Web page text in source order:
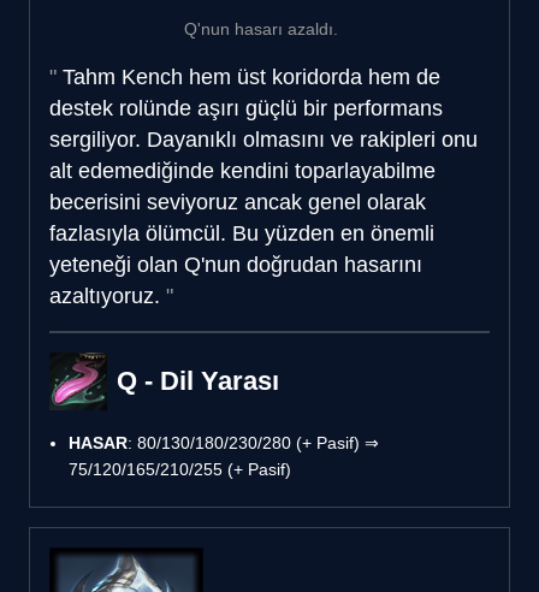
Q'nun hasarı azaldı.
Tahm Kench hem üst koridorda hem de
destek rolünde aşırı güçlü bir performans
sergiliyor. Dayanıklı olmasını ve rakipleri onu
alt edemediğinde kendini toparlayabilme
becerisini seviyoruz ancak genel olarak
fazlasıyla ölümcül. Bu yüzden en önemli
yeteneği olan Q'nun doğrudan hasarını
azaltıyoruz.
Q - Dil Yarası
HASAR: 80/130/180/230/280 (+ Pasif) ⇒
75/120/165/210/255 (+ Pasif)